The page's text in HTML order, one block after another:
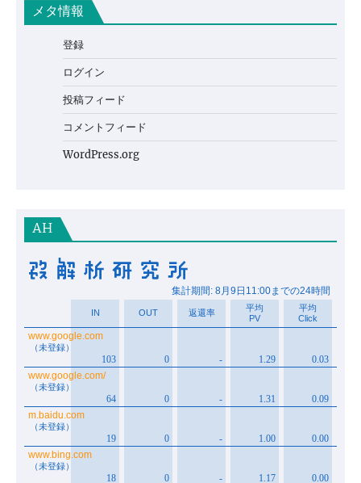
メタ情報
登録
ログイン
投稿フィード
コメントフィード
WordPress.org
AH